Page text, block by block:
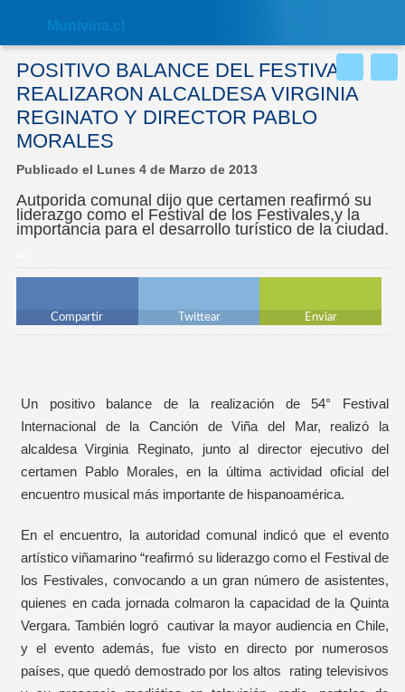
web
incluye
sistema
accesibilidad.
Munivina.cl
POSITIVO BALANCE DEL FESTIVAL
REALIZARON ALCALDESA VIRGINIA
REGINATO Y DIRECTOR PABLO
MORALES
Publicado el Lunes 4 de Marzo de 2013
Autporida comunal dijo que certamen reafirmó su
liderazgo como el Festival de los Festivales,y la
importancia para el desarrollo turístico de la ciudad.
Compartir Twittear Enviar
Un positivo balance de la realización de 54° Festival
Internacional de la Canción de Viña del Mar, realizó la
alcaldesa Virginia Reginato, junto al director ejecutivo del
certamen Pablo Morales, en la última actividad oficial del
encuentro musical más importante de hispanoamérica.
En el encuentro, la autoridad comunal indicó que el evento
artístico viñamarino “reafirmó su liderazgo como el Festival de
los Festivales, convocando a un gran número de asistentes,
quienes en cada jornada colmaron la capacidad de la Quinta
Vergara. También logró cautivar la mayor audiencia en Chile,
y el evento además, fue visto en directo por numerosos
países, que quedó demostrado por los altos rating televisivos